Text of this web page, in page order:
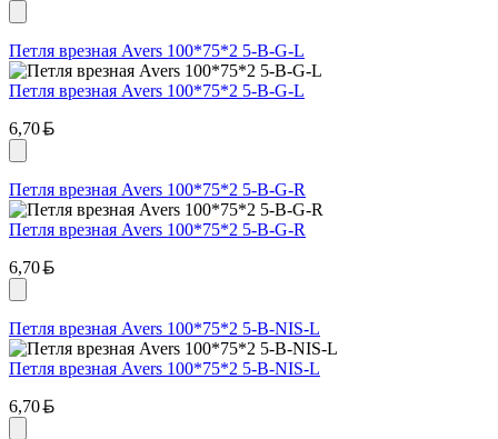
Петля врезная Avers 100*75*2 5-B-G-L
Петля врезная Avers 100*75*2 5-B-G-L
6,70
Петля врезная Avers 100*75*2 5-B-G-R
Петля врезная Avers 100*75*2 5-B-G-R
6,70
Петля врезная Avers 100*75*2 5-B-NIS-L
Петля врезная Avers 100*75*2 5-B-NIS-L
6,70